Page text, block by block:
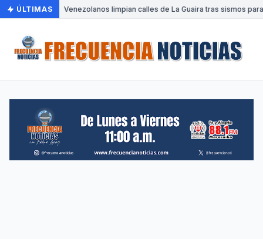
ÚLTIMAS• Venezolanos limpian calles de La Guaira tras sismos